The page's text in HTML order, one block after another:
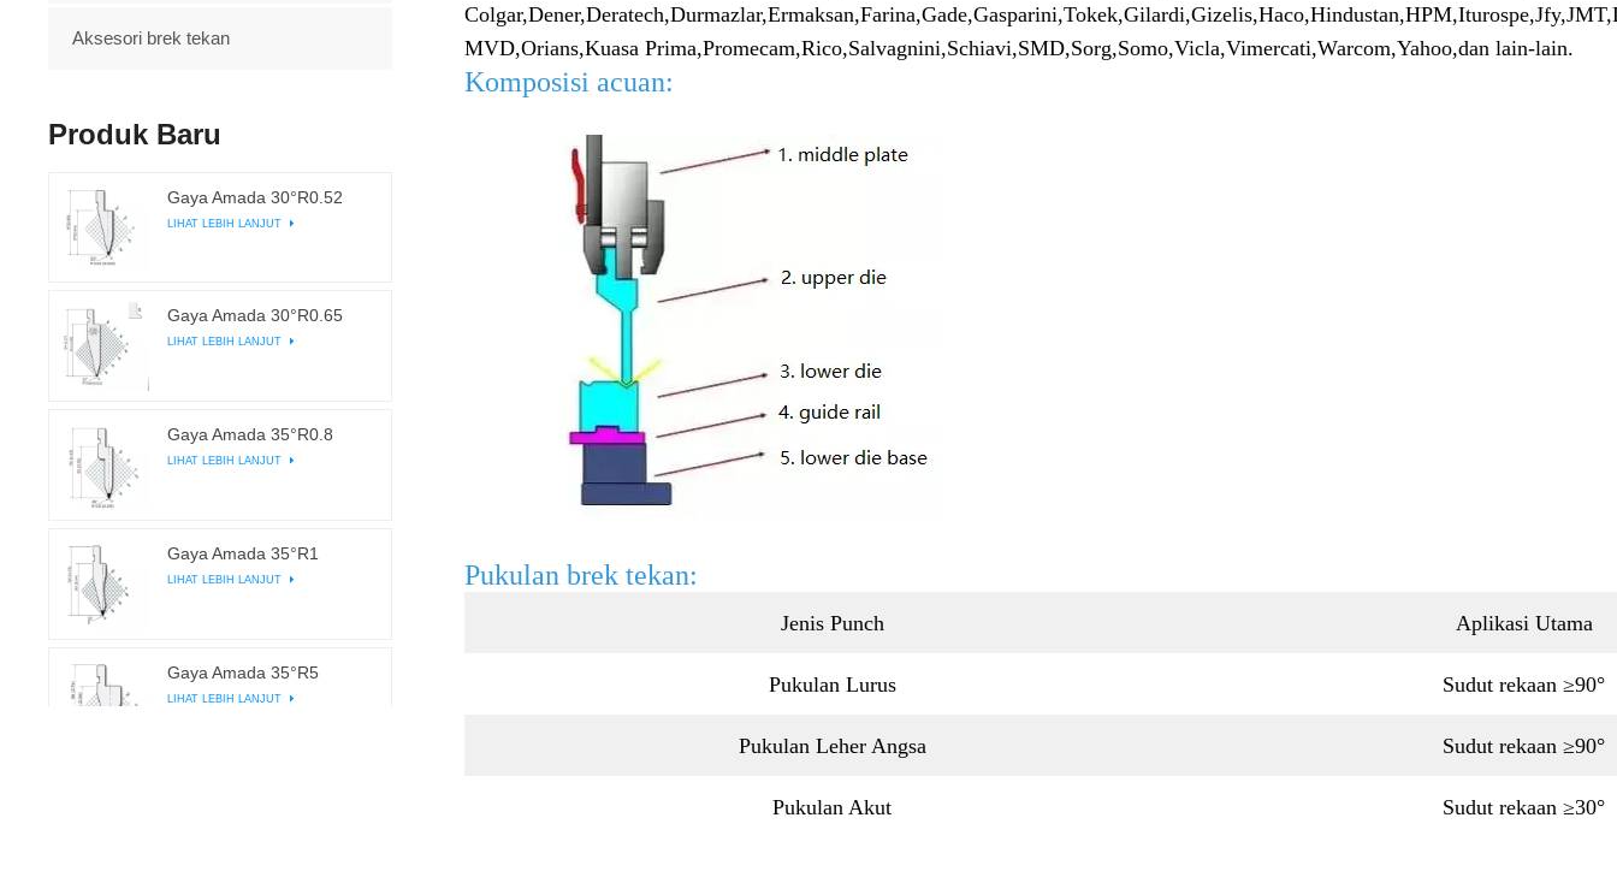
Colgar,Dener,Deratech,Durmazlar,Ermaksan,Farina,Gade,Gasparini,Tokek,Gilardi,Gizelis,Haco,Hindustan,HPM,Iturospe,Jfy,JMT,
MVD,Orians,Kuasa Prima,Promecam,Rico,Salvagnini,Schiavi,SMD,Sorg,Somo,Vicla,Vimercati,Warcom,Yahoo,dan lain-lain.
Komposisi acuan:
Pukulan brek tekan:
Jenis Punch Aplikasi Utama
Pukulan Lurus Sudut rekaan ≥90°
Pukulan Leher Angsa Sudut rekaan ≥90°
Pukulan Akut Sudut rekaan ≥30°
Aksesori brek tekan
Produk Baru
Gaya Amada 30°R0.52
LIHAT LEBIH LANJUT
Gaya Amada 30°R0.65
LIHAT LEBIH LANJUT
Gaya Amada 35°R0.8
LIHAT LEBIH LANJUT
Gaya Amada 35°R1
LIHAT LEBIH LANJUT
Gaya Amada 35°R5
LIHAT LEBIH LANJUT